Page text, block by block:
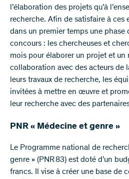
l’élaboration des projets qu’à
recherche. Afin de satisfaire à ces
dans un premier temps une phase
concours : les chercheuses et
mois pour élaborer un projet et un
collaboration avec des acteurs de
leurs travaux de recherche, les
invitées à mettre en œuvre et
leur recherche avec des
PNR « Médecine et genre »
Le Programme national de
genre » (PNR 83) est doté d’un
francs. Il vise à créer une base de